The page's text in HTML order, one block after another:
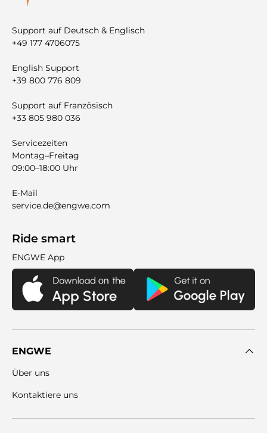
Support auf Deutsch & Englisch
+49 177 4706075
English Support
+39 800 776 809
Support auf Französisch
+33 805 980 036
Servicezeiten
Montag–Freitag
09:00–18:00 Uhr
E-Mail
service.de@engwe.com
Ride smart
ENGWE App
ENGWE
Über uns
Kontaktiere uns